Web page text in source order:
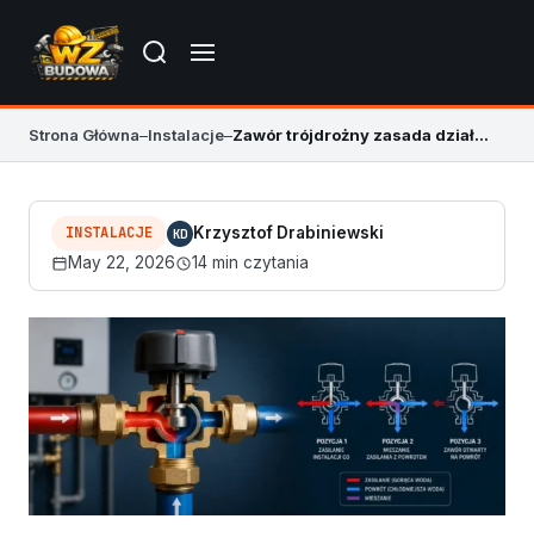
Strona Główna–Instalacje– Zawór trójdrożny zasada działania – poradnik
INSTALACJE KD Krzysztof Drabiniewski
May 22, 2026
14 min czytania